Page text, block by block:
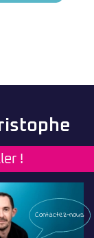
!
Contactez-nous